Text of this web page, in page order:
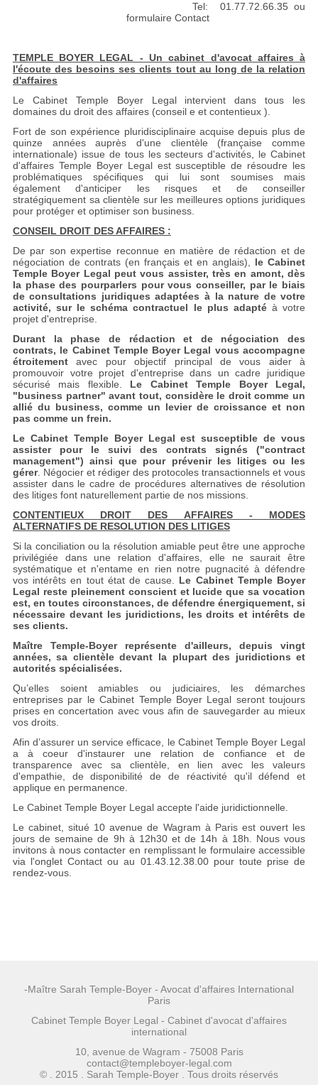
Tel: 01.77.72.66.35 ou
formulaire Contact
TEMPLE BOYER LEGAL - Un cabinet d'avocat affaires à
l'écoute des besoins ses clients tout au long de la relation
d'affaires
Le Cabinet Temple Boyer Legal intervient dans tous les
domaines du droit des affaires (conseil e et contentieux ).
Fort de son expérience pluridisciplinaire acquise depuis plus de
quinze années auprès d'une clientèle (française comme
internationale) issue de tous les secteurs d'activités, le Cabinet
d'affaires Temple Boyer Legal est susceptible de résoudre les
problématiques spécifiques qui lui sont soumises mais
également d'anticiper les risques et de conseiller
stratégiquement sa clientèle sur les meilleures options juridiques
pour protéger et optimiser son business.
CONSEIL DROIT DES AFFAIRES :
De par son expertise reconnue en matière de rédaction et de
négociation de contrats (en français et en anglais), le Cabinet
Temple Boyer Legal peut vous assister, très en amont, dès
la phase des pourparlers pour vous conseiller, par le biais
de consultations juridiques adaptées à la nature de votre
activité, sur le schéma contractuel le plus adaptéà votre
projet d'entreprise.
Durant la phase de rédaction et de négociation des
contrats, le Cabinet Temple Boyer Legal vous accompagne
étroitementavec pour objectif principal de vous aider à
promouvoir votre projet d'entreprise dans un cadre juridique
sécurisé mais flexible. Le Cabinet Temple Boyer Legal,
"business partner" avant tout, considère le droit comme un
allié du business, comme un levier de croissance et non
pas comme un frein.
Le Cabinet Temple Boyer Legal est susceptible de vous
assister pour le suivi des contrats signés ("contract
management") ainsi que pour prévenir les litiges ou les
gérer. Négocier et rédiger des protocoles transactionnels et vous
assister dans le cadre de procédures alternatives de résolution
des litiges font naturellement partie de nos missions.
CONTENTIEUX DROIT DES AFFAIRES - MODES
ALTERNATIFS DE RESOLUTION DES LITIGES
Si la conciliation ou la résolution amiable peut être une approche
privilégiée dans une relation d'affaires, elle ne saurait être
systématique et n'entame en rien notre pugnacité à défendre
vos intérêts en tout état de cause. Le Cabinet Temple Boyer
Legal reste pleinement conscient et lucide que sa vocation
est, en toutes circonstances, de défendre énergiquement, si
nécessaire devant les juridictions, les droits et intérêts de
ses clients.
Maître Temple-Boyer représente d'ailleurs, depuis vingt
années, sa clientèle devant la plupart des juridictions et
autorités spécialisées.
Qu’elles soient amiables ou judiciaires, les démarches
entreprises par le Cabinet Temple Boyer Legal seront toujours
prises en concertation avec vous afin de sauvegarder au mieux
vos droits.
Afin d’assurer un service efficace, le Cabinet Temple Boyer Legal
a à coeur d'instaurer une relation de confiance et de
transparence avec sa clientèle, en lien avec les valeurs
d'empathie, de disponibilité de de réactivité qu'il défend et
applique en permanence.
Le Cabinet Temple Boyer Legal accepte l'aide juridictionnelle.
Le cabinet, situé 10 avenue de Wagram à Paris est ouvert les
jours de semaine de 9h à 12h30 et de 14h à 18h. Nous vous
invitons à nous contacter en remplissant le formulaire accessible
via l'onglet Contact ou au 01.43.12.38.00 pour toute prise de
rendez-vous.
-Maître Sarah Temple-Boyer - Avocat d'affaires International
Paris
Cabinet Temple Boyer Legal - Cabinet d'avocat d'affaires
international
10, avenue de Wagram - 75008 Paris
contact@templeboyer-legal.com
© . 2015 . Sarah Temple-Boyer . Tous droits réservés